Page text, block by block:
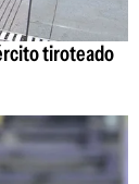
tiroteado